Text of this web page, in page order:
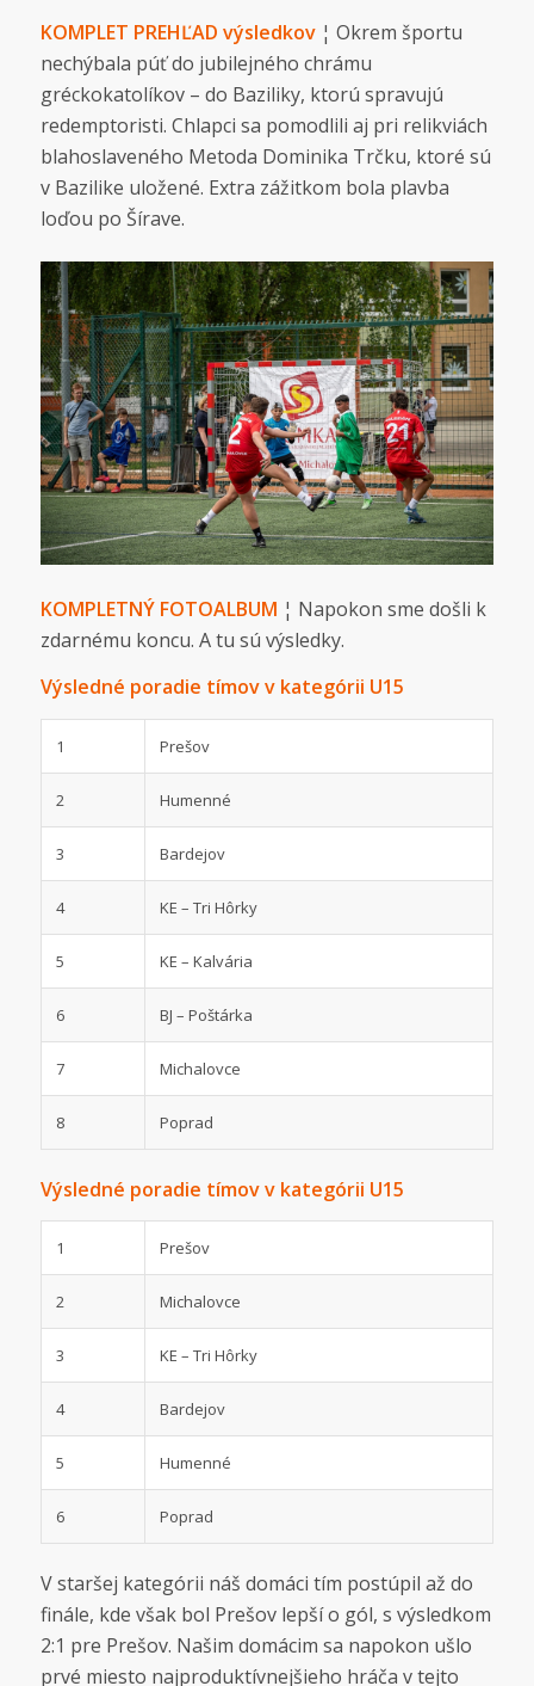
KOMPLET PREHĽAD výsledkov¦ Okrem športu
nechýbala púť do jubilejného chrámu
gréckokatolíkov – do Baziliky, ktorú spravujú
redemptoristi. Chlapci sa pomodlili aj pri relikviách
blahoslaveného Metoda Dominika Trčku, ktoré sú
v Bazilike uložené. Extra zážitkom bola plavba
loďou po Šírave.
KOMPLETNÝ FOTOALBUM ¦ Napokon sme došli k
zdarnému koncu. A tu sú výsledky.
Výsledné poradie tímov v kategórii U15
1 Prešov
2 Humenné
3 Bardejov
4 KE – Tri Hôrky
5 KE – Kalvária
6 BJ – Poštárka
7 Michalovce
8 Poprad
Výsledné poradie tímov v kategórii U15
1 Prešov
2 Michalovce
3 KE – Tri Hôrky
4 Bardejov
5 Humenné
6 Poprad
V staršej kategórii náš domáci tím postúpil až do
finále, kde však bol Prešov lepší o gól, s výsledkom
2:1 pre Prešov. Našim domácim sa napokon ušlo
prvé miesto najproduktívnejšieho hráča v tejto